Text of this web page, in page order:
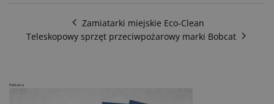
Zamiatarki miejskie Eco-Clean
Teleskopowy sprzęt przeciwpożarowy marki Bobcat
Reklama